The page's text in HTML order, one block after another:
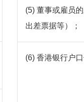
(5) 董事或雇员
出差票据等）；
(6) 香港银行户